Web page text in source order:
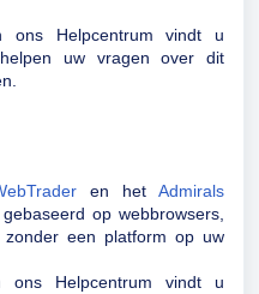
Helpcentrum vindt u
uw vragen over dit
en het Admirals
op webbrowsers,
een platform op uw
ons Helpcentrum vindt u